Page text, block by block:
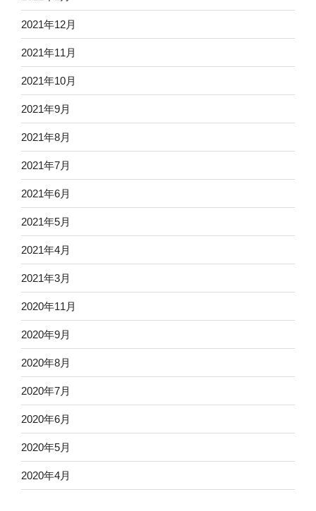
2021年12月
2021年11月
2021年10月
2021年9月
2021年8月
2021年7月
2021年6月
2021年5月
2021年4月
2021年3月
2020年11月
2020年9月
2020年8月
2020年7月
2020年6月
2020年5月
2020年4月